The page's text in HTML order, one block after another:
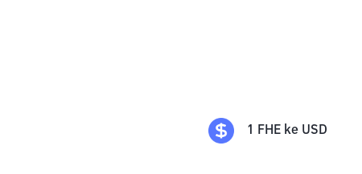
1 FHE ke USD